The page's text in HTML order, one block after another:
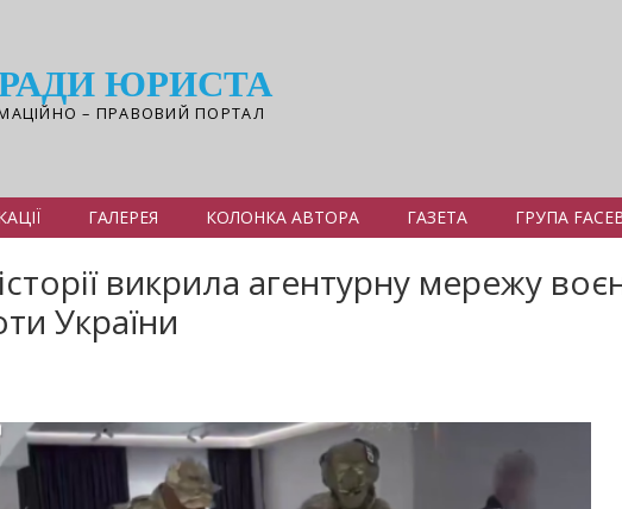
ЮРИСТА
– ПРАВОВИЙ ПОРТАЛ
ГАЛЕРЕЯ КОЛОНКА АВТОРА ГАЗЕТА ГРУПА
викрила агентурну мережу
України